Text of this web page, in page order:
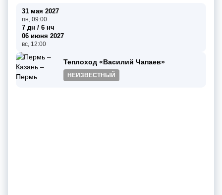
31 мая 2027
пн, 09:00
7 дн / 6 нч
06 июня 2027
вс, 12:00
Теплоход «Василий Чапаев»
НЕИЗВЕСТНЫЙ